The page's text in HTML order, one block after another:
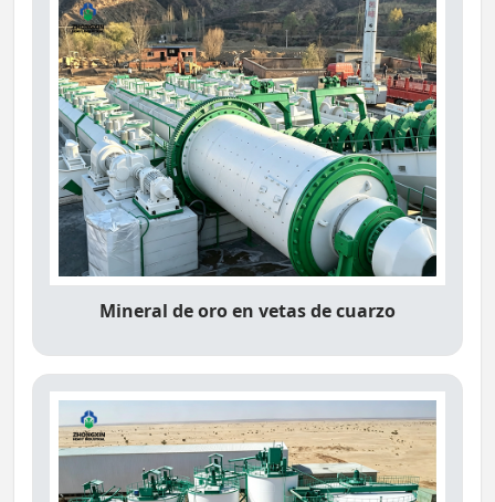
Mineral de oro en vetas de cuarzo